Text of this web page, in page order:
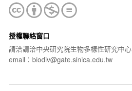
授權聯絡窗口
請洽請洽中央研究院生物多樣性研究中心
email：biodiv@gate.sinica.edu.tw